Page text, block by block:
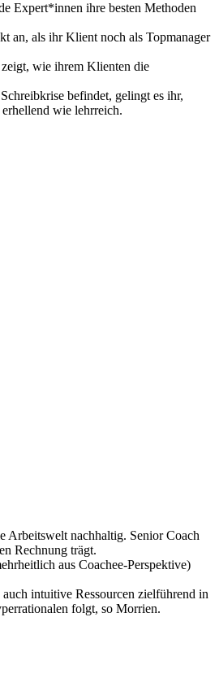
Expert*innen ihre besten Methoden
an, als ihr Klient noch als Topmanager
wie ihrem Klienten die
befindet, gelingt es ihr,
wie lehrreich.
Arbeitswelt nachhaltig. Senior Coach
Rechnung trägt.
aus Coachee-Perspektive)
intuitive Ressourcen zielführend in
folgt, so Morrien.